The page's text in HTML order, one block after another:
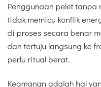
Penggunaan pelet
tidak memicu konflik
di proses secara benar
dan tertuju langsung ke
perlu ritual berat.
Keamanan adalah hal